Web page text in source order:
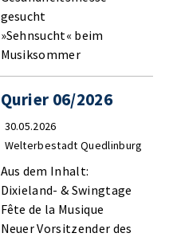
gesucht
»Sehnsucht« beim
Musiksommer
Qurier 06/2026
30.05.2026
Welterbestadt Quedlinburg
Aus dem Inhalt:
Dixieland- & Swingtage
Fête de la Musique
Neuer Vorsitzender des